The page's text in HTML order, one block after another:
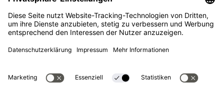
Presse
Kikkoman ist ein eingetragenes Warenzeichen der Kikkoman
© Kikkoman Trading Europe GmbH 2023 – 2026
Theodorstraße 180, 40472 Düsseldorf, Germany